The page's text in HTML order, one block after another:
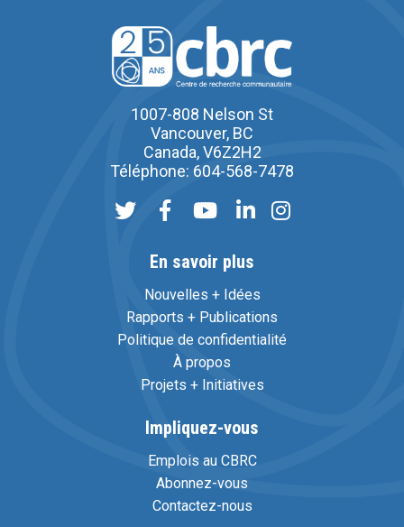
1007-808 Nelson St
Vancouver, BC
Canada, V6Z2H2
Téléphone: 604-568-7478
En savoir plus
Nouvelles + Idées
Rapports + Publications
Politique de confidentialité
À propos
Projets + Initiatives
Impliquez-vous
Emplois au CBRC
Abonnez-vous
Contactez-nous